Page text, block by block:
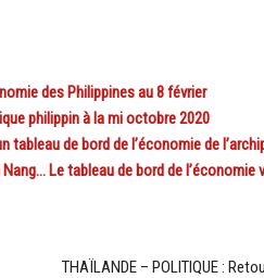
des Philippines au 8 février
philippin à la mi octobre 2020
tableau de bord de l’économie de
Nang… Le tableau de bord de l’économie
THAÏLANDE – POLITIQUE :